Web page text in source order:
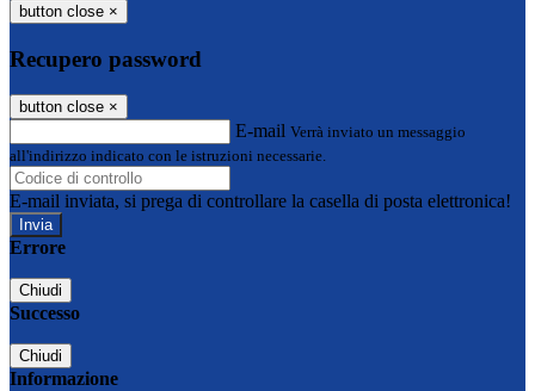
button close ×
Recupero password
button close ×
E-mail Verrà inviato un messaggio
all'indirizzo indicato con le istruzioni necessarie.
E-mail inviata, si prega di controllare la casella di posta elettronica!
Errore
Chiudi
Successo
Chiudi
Informazione